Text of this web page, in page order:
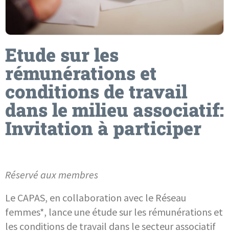
Etude sur les
rémunérations et
conditions de travail
dans le milieu associatif:
Invitation à participer
Réservé aux membres
Le CAPAS, en collaboration avec le Réseau
femmes*, lance une étude sur les rémunérations et
les conditions de travail dans le secteur associatif